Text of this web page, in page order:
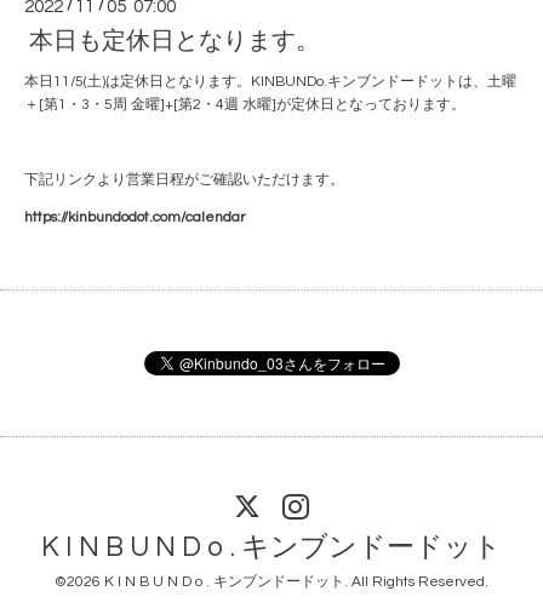
2022 / 11 /05 07:00
本日も定休日となります。
本日11/5(土)は定休日となります。KINBUNDo.キンブンドードットは、土曜
＋[第1・3・5周 金曜]+[第2・4週 水曜]が定休日となっております。
下記リンクより営業日程がご確認いただけます。
https://kinbundodot.com/calendar
K I N B U N D o . キンブンドードット
©2026 K I N B U N D o . キンブンドードット . All Rights Reserved.